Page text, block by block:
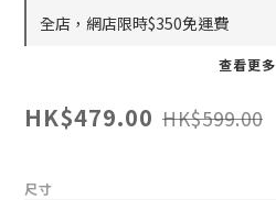
全店，網店限時$350免運費
查看更多
HK$479.00 HK$599.00
尺寸